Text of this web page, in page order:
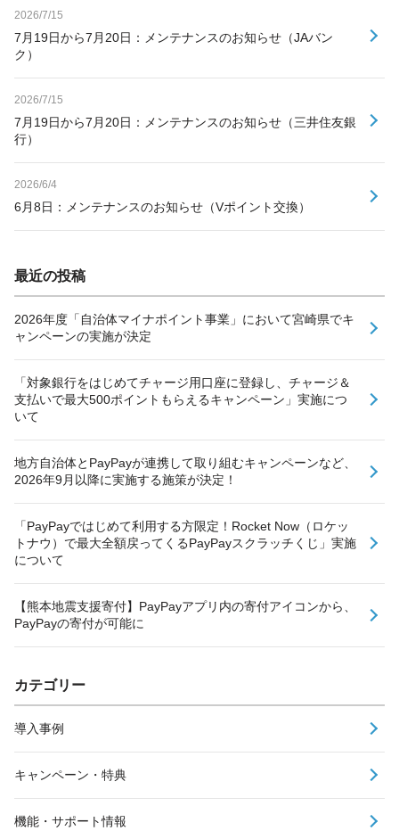
2026/7/15
7月19日から7月20日：メンテナンスのお知らせ（JAバン
ク）
2026/7/15
7月19日から7月20日：メンテナンスのお知らせ（三井住友銀
行）
2026/6/4
6月8日：メンテナンスのお知らせ（Vポイント交換）
最近の投稿
2026年度「自治体マイナポイント事業」において宮崎県でキ
ャンペーンの実施が決定
「対象銀行をはじめてチャージ用口座に登録し、チャージ＆
支払いで最大500ポイントもらえるキャンペーン」実施につ
いて
地方自治体とPayPayが連携して取り組むキャンペーンなど、
2026年9月以降に実施する施策が決定！
「PayPayではじめて利用する方限定！Rocket Now（ロケッ
トナウ）で最大全額戻ってくるPayPayスクラッチくじ」実施
について
【熊本地震支援寄付】PayPayアプリ内の寄付アイコンから、
PayPayの寄付が可能に
カテゴリー
導入事例
キャンペーン・特典
機能・サポート情報